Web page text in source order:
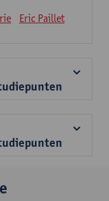
Eric Paillet